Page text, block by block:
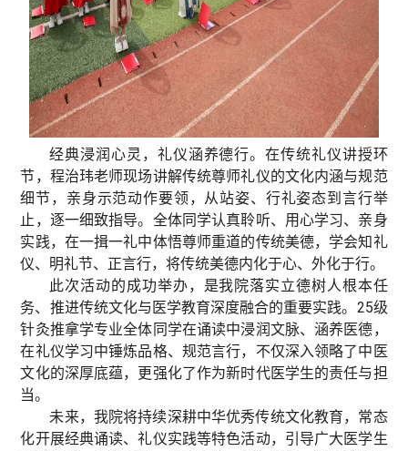
经典浸润心灵，礼仪涵养德行。在传统礼仪讲授环
节，程治玮老师现场讲解传统尊师礼仪的文化内涵与规范
细节，亲身示范动作要领，从站姿、行礼姿态到言行举
止，逐一细致指导。全体同学认真聆听、用心学习、亲身
实践，在一揖一礼中体悟尊师重道的传统美德，学会知礼
仪、明礼节、正言行，将传统美德内化于心、外化于行。
此次活动的成功举办，是我院落实立德树人根本任
务、推进传统文化与医学教育深度融合的重要实践。25级
针灸推拿学专业全体同学在诵读中浸润文脉、涵养医德，
在礼仪学习中锤炼品格、规范言行，不仅深入领略了中医
文化的深厚底蕴，更强化了作为新时代医学生的责任与担
当。
未来，我院将持续深耕中华优秀传统文化教育，常态
化开展经典诵读、礼仪实践等特色活动，引导广大医学生